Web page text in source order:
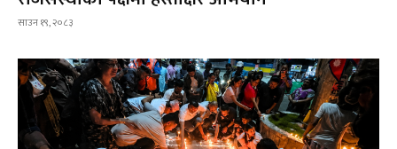
साउन १९, २०८३